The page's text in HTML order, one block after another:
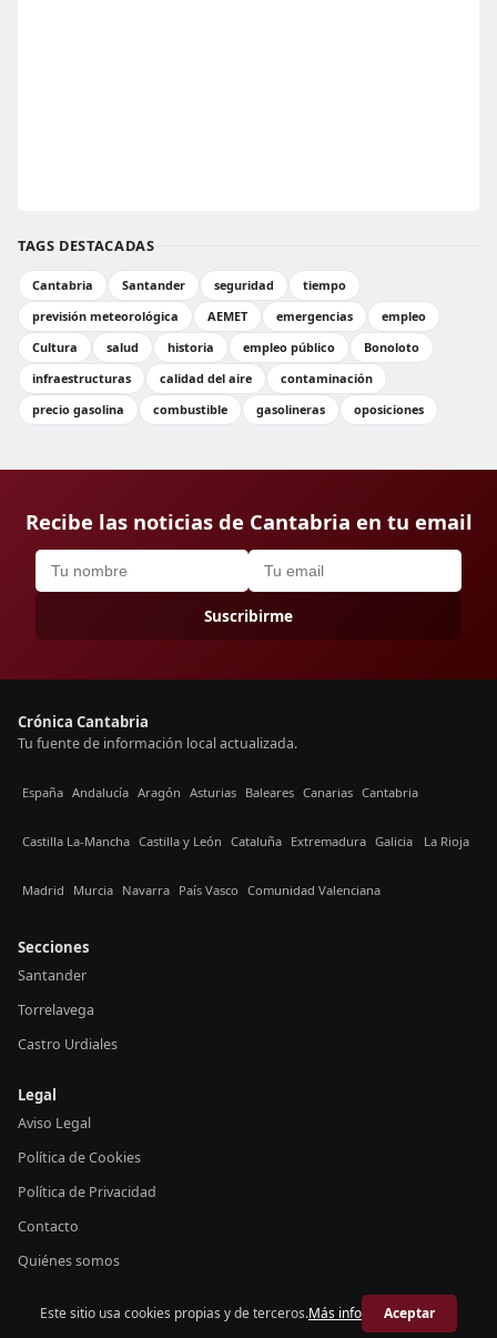
TAGS DESTACADAS
Cantabria Santander seguridad
tiempo
previsión meteorológica
AEMET emergencias
empleo
Cultura
salud historia empleo público
Bonoloto
infraestructuras
calidad del aire
contaminación
precio gasolina
combustible gasolineras oposiciones
Recibe las noticias de Cantabria en tu email
Suscribirme
Crónica Cantabria
Tu fuente de información local actualizada.
España Andalucía Aragón Asturias Baleares Canarias Cantabria
Castilla La-Mancha Castilla y León Cataluña Extremadura Galicia La Rioja
Madrid Murcia Navarra País Vasco Comunidad Valenciana
Secciones
Santander
Torrelavega
Castro Urdiales
Legal
Aviso Legal
Política de Cookies
Política de Privacidad
Contacto
Quiénes somos
© 2026 Crónica Cantabria
Este sitio usa cookies propias y de terceros.Más info Aceptar